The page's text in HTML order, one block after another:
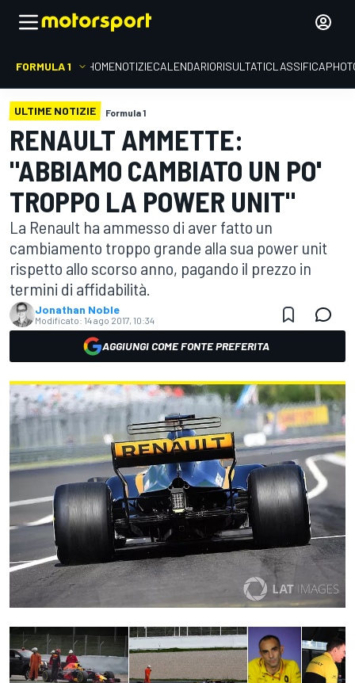
FORMULA 1 HOMENOTIZIECALENDARIORISULTATICLASSIFICA
ULTIME NOTIZIE Formula 1
RENAULT AMMETTE:
"ABBIAMO CAMBIATO UN PO'
TROPPO LA POWER UNIT"
La Renault ha ammesso di aver fatto un
cambiamento troppo grande alla sua power unit
rispetto allo scorso anno, pagando il prezzo in
termini di affidabilità.
Jonathan Noble
Modificato: 14 ago 2017, 10:34
AGGIUNGI COME FONTE PREFERITA